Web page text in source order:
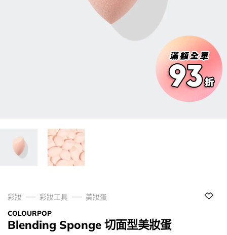
彩妝 彩妝工具
美妝蛋
COLOURPOP
Blending Sponge 切面型美妝蛋